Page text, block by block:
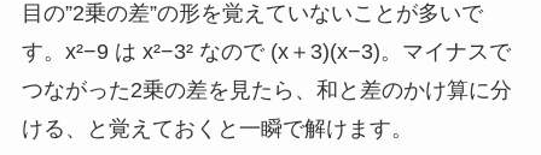
目の”2乗の差”の形を覚えていないことが多いで
す。x²−9 は x²−3² なので (x＋3)(x−3)。マイナスで
つながった2乗の差を見たら、和と差のかけ算に分
ける、と覚えておくと一瞬で解けます。